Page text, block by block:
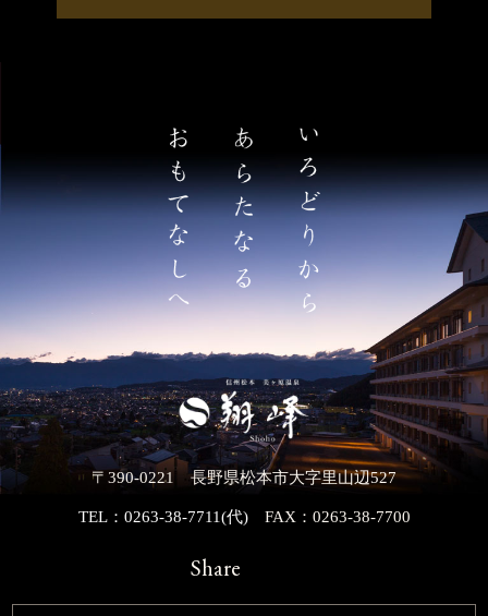
〒390-0221 長野県松本市大字里山辺527
TEL：0263-38-7711(代)FAX：0263-38-7700
Share